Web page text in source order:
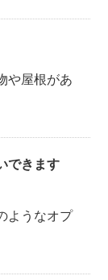
や屋根があ
される天候
ファーと決
ださい。
ださい。
できます
ようなオプ